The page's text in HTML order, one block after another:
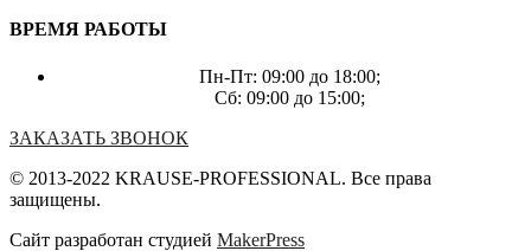
ВРЕМЯ РАБОТЫ
Пн-Пт: 09:00 до 18:00;
Сб: 09:00 до 15:00;
ЗАКАЗАТЬ ЗВОНОК
© 2013-2022 KRAUSE-PROFESSIONAL. Все права
защищены.
Сайт разработан студией MakerPress